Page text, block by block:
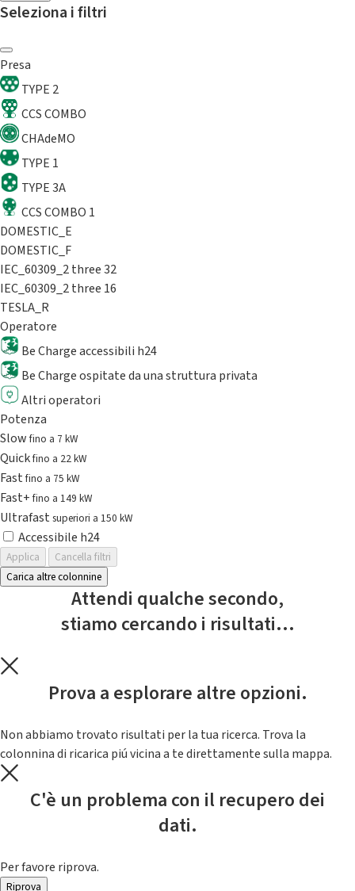
Seleziona i filtri
Presa
TYPE 2
CCS COMBO
CHAdeMO
TYPE 1
TYPE 3A
CCS COMBO 1
DOMESTIC_E
DOMESTIC_F
IEC_60309_2 three 32
IEC_60309_2 three 16
TESLA_R
Operatore
Be Charge accessibili h24
Be Charge ospitate da una struttura privata
Altri operatori
Potenza
Slowfino a 7 kW
Quickfino a 22 kW
Fastfino a 75 kW
Fast+fino a 149 kW
Ultrafast superiori a 150 kW
Accessibile h24
Applica
Cancella filtri
Carica altre colonnine
Attendi qualche secondo,
stiamo cercando i risultati...
Prova a esplorare altre opzioni.
Non abbiamo trovato risultati per la tua ricerca. Trova la
colonnina di ricarica piú vicina a te direttamente sulla mappa.
C'è un problema con il recupero dei
dati.
Per favore riprova.
Riprova